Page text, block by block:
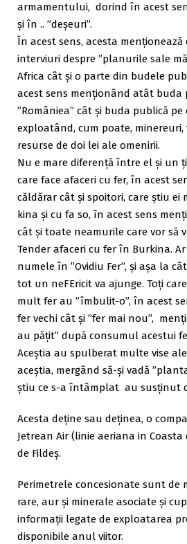
armamentului, dorind în acest
și în .. ”deșeuri”.
În acest sens, acesta
interviuri despre ”planurile sale
Africa cât și o parte din budele
acest sens menționând atât buda
”Româniea” cât și buda publică pe
exploatând, cum poate, minereuri,
resurse de doi lei ale omenirii.
Nu e mare diferență între el și un
care face afaceri cu fer, în acest
căldărar cât și spoitori, care știu ei
kina și cu fa so, în acest sens
cât și toate neamurile care vor să
Tender afaceri cu fer în Burkina.
numele în ”Ovidiu Fer”, și așa la
tot un neFEricit va ajunge. Toți
mult fer au ”îmbulit-o”, în acest
fer vechi cât și ”fer mai nou”,
au pățit” după consumul acestui
Aceștia au spulberat multe vise
aceștia, mergând să-și vadă
știu ce s-a întâmplat au susținut
Acesta deține sau deținea, o
Jetrean Air (linie aeriana in Coasta
de Fildeș.
Perimetrele concesionate sunt de
rare, aur şi minerale asociate şi
informaţii legate de exploatarea
disponibile anul viitor.